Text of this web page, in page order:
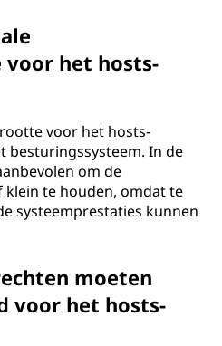
het hosts-
voor het hosts-
besturingssysteem. In de
om de
te houden, omdat te
systeemprestaties kunnen
moeten
voor het hosts-